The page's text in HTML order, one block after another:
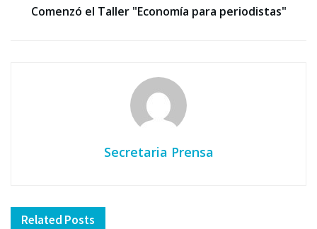
Comenzó el Taller "Economía para periodistas"
Secretaria Prensa
Related Posts